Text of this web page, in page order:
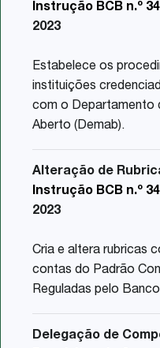
Instrução BCB n.º
2023
Estabelece os
instituições
com o Departamento
Aberto (Demab).
Alteração de
Instrução BCB n.º
2023
Cria e altera rubricas
contas do Padrão
Reguladas pelo
Delegação de